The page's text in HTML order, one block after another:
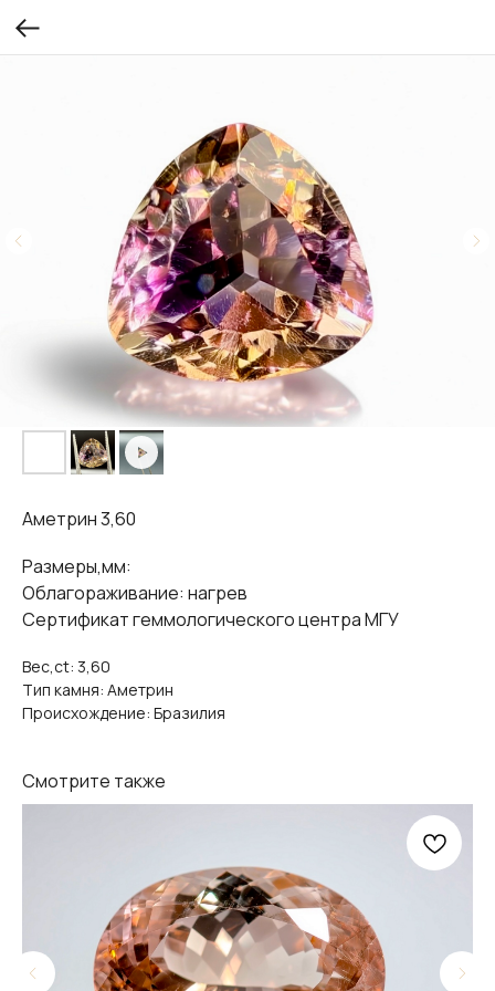
Аметрин 3,60
Размеры,мм:
Облагораживание: нагрев
Сертификат геммологического центра МГУ
Вес,ct: 3,60
Тип камня: Аметрин
Происхождение: Бразилия
Смотрите также